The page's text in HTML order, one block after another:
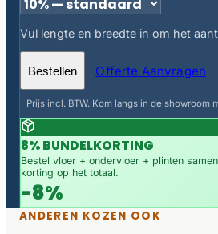
Vul lengte en breedte in om het
Bestellen Offerte Aanvragen
Prijs incl. BTW. Kom langs in de showroom
8% BUNDELKORTING
Bestel vloer + ondervloer + plinten
korting op het totaal.
-8%
ANDEREN KOZEN OOK